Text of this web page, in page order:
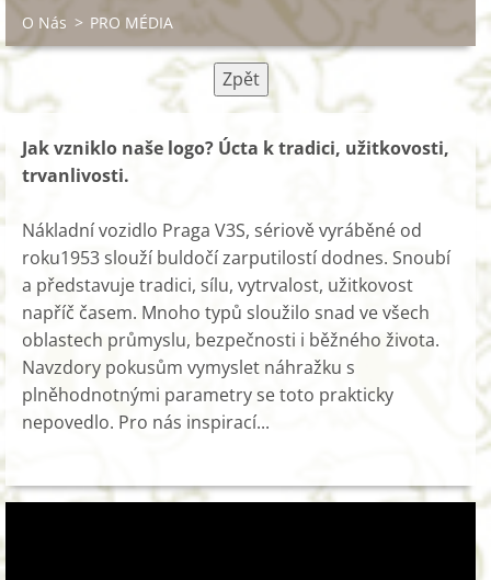
O Nás > PRO MÉDIA
Zpět
Jak vzniklo naše logo? Úcta k tradici, užitkovosti,
trvanlivosti.
Nákladní vozidlo Praga V3S, sériově vyráběné od
roku1953 slouží buldočí zarputilostí dodnes. Snoubí
a představuje tradici, sílu, vytrvalost, užitkovost
napříč časem. Mnoho typů sloužilo snad ve všech
oblastech průmyslu, bezpečnosti i běžného života.
Navzdory pokusům vymyslet náhražku s
plněhodnotnými parametry se toto prakticky
nepovedlo. Pro nás inspirací...